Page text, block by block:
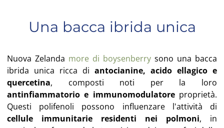
Una bacca ibrida unica
Nuova Zelanda more di boysenberrysono una bacca
ibrida unica ricca di antocianine, acido ellagico e
quercetina, composti noti per la loro
antinfiammatorio e immunomodulatoreproprietà.
Questi polifenoli possono influenzare l'attività di
cellule immunitarie residenti nei polmoni, in